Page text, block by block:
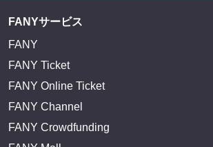
FANYサービス
FANY
FANY Ticket
FANY Online Ticket
FANY Channel
FANY Crowdfunding